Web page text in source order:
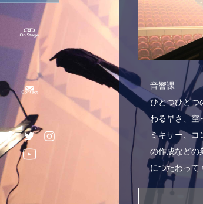
音響課
ひとつひとつ
わる早さ、空
ミキサー、
の作成などの
につたわって